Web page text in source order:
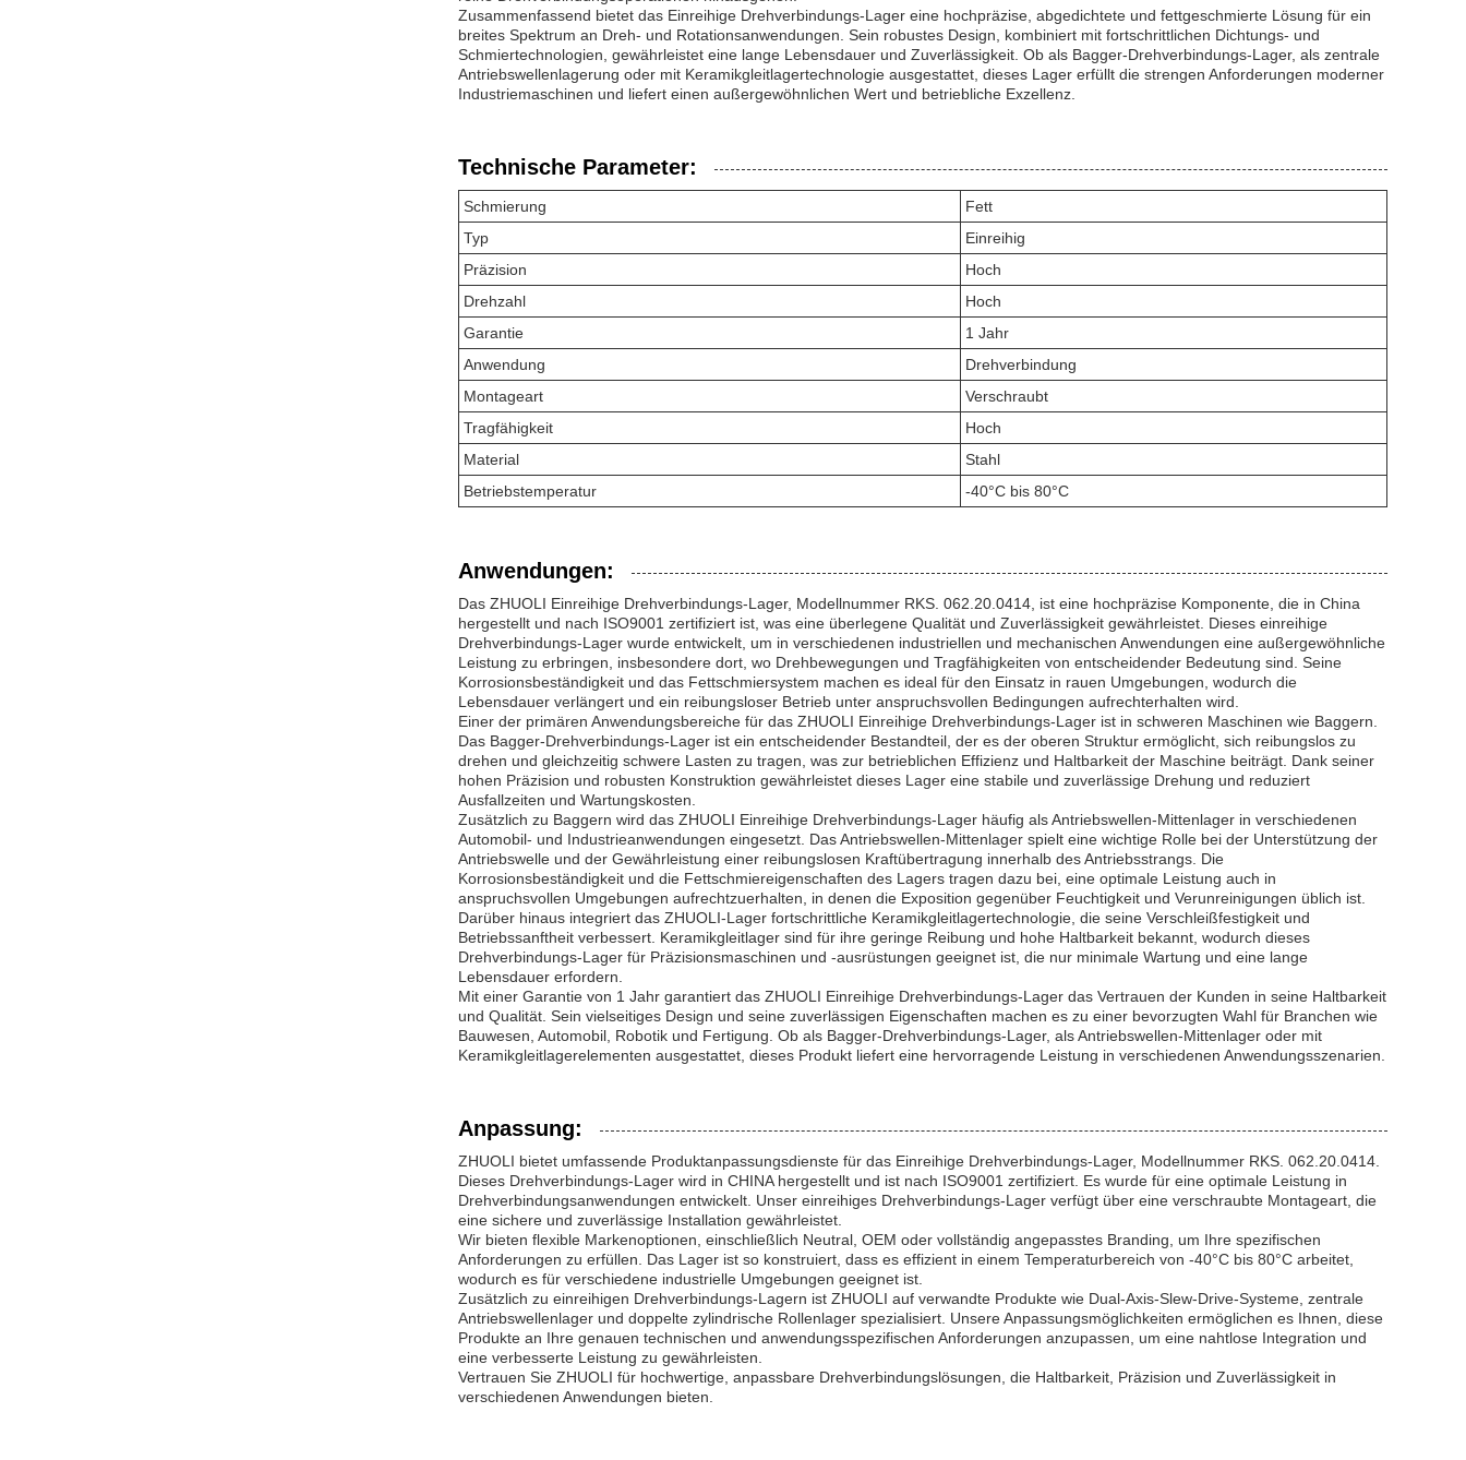
Zusammenfassend bietet das Einreihige Drehverbindungs-Lager eine hochpräzise, abgedichtete und fettgeschmierte Lösung für ein
breites Spektrum an Dreh- und Rotationsanwendungen. Sein robustes Design, kombiniert mit fortschrittlichen Dichtungs- und
Schmiertechnologien, gewährleistet eine lange Lebensdauer und Zuverlässigkeit. Ob als Bagger-Drehverbindungs-Lager, als zentrale
Antriebswellenlagerung oder mit Keramikgleitlagertechnologie ausgestattet, dieses Lager erfüllt die strengen Anforderungen moderner
Industriemaschinen und liefert einen außergewöhnlichen Wert und betriebliche Exzellenz.
Technische Parameter:
Schmierung
Fett
Typ
Einreihig
Präzision
Hoch
Drehzahl
Hoch
Garantie
1 Jahr
Anwendung
Drehverbindung
Montageart
Verschraubt
Tragfähigkeit
Hoch
Material
Stahl
Betriebstemperatur
-40°C bis 80°C
Anwendungen:
Das ZHUOLI Einreihige Drehverbindungs-Lager, Modellnummer RKS. 062.20.0414, ist eine hochpräzise Komponente, die in China
hergestellt und nach ISO9001 zertifiziert ist, was eine überlegene Qualität und Zuverlässigkeit gewährleistet. Dieses einreihige
Drehverbindungs-Lager wurde entwickelt, um in verschiedenen industriellen und mechanischen Anwendungen eine außergewöhnliche
Leistung zu erbringen, insbesondere dort, wo Drehbewegungen und Tragfähigkeiten von entscheidender Bedeutung sind. Seine
Korrosionsbeständigkeit und das Fettschmiersystem machen es ideal für den Einsatz in rauen Umgebungen, wodurch die
Lebensdauer verlängert und ein reibungsloser Betrieb unter anspruchsvollen Bedingungen aufrechterhalten wird.
Einer der primären Anwendungsbereiche für das ZHUOLI Einreihige Drehverbindungs-Lager ist in schweren Maschinen wie Baggern.
Das Bagger-Drehverbindungs-Lager ist ein entscheidender Bestandteil, der es der oberen Struktur ermöglicht, sich reibungslos zu
drehen und gleichzeitig schwere Lasten zu tragen, was zur betrieblichen Effizienz und Haltbarkeit der Maschine beiträgt. Dank seiner
hohen Präzision und robusten Konstruktion gewährleistet dieses Lager eine stabile und zuverlässige Drehung und reduziert
Ausfallzeiten und Wartungskosten.
Zusätzlich zu Baggern wird das ZHUOLI Einreihige Drehverbindungs-Lager häufig als Antriebswellen-Mittenlager in verschiedenen
Automobil- und Industrieanwendungen eingesetzt. Das Antriebswellen-Mittenlager spielt eine wichtige Rolle bei der Unterstützung der
Antriebswelle und der Gewährleistung einer reibungslosen Kraftübertragung innerhalb des Antriebsstrangs. Die
Korrosionsbeständigkeit und die Fettschmiereigenschaften des Lagers tragen dazu bei, eine optimale Leistung auch in
anspruchsvollen Umgebungen aufrechtzuerhalten, in denen die Exposition gegenüber Feuchtigkeit und Verunreinigungen üblich ist.
Darüber hinaus integriert das ZHUOLI-Lager fortschrittliche Keramikgleitlagertechnologie, die seine Verschleißfestigkeit und
Betriebssanftheit verbessert. Keramikgleitlager sind für ihre geringe Reibung und hohe Haltbarkeit bekannt, wodurch dieses
Drehverbindungs-Lager für Präzisionsmaschinen und -ausrüstungen geeignet ist, die nur minimale Wartung und eine lange
Lebensdauer erfordern.
Mit einer Garantie von 1 Jahr garantiert das ZHUOLI Einreihige Drehverbindungs-Lager das Vertrauen der Kunden in seine Haltbarkeit
und Qualität. Sein vielseitiges Design und seine zuverlässigen Eigenschaften machen es zu einer bevorzugten Wahl für Branchen wie
Bauwesen, Automobil, Robotik und Fertigung. Ob als Bagger-Drehverbindungs-Lager, als Antriebswellen-Mittenlager oder mit
Keramikgleitlagerelementen ausgestattet, dieses Produkt liefert eine hervorragende Leistung in verschiedenen Anwendungsszenarien.
Anpassung:
ZHUOLI bietet umfassende Produktanpassungsdienste für das Einreihige Drehverbindungs-Lager, Modellnummer RKS. 062.20.0414.
Dieses Drehverbindungs-Lager wird in CHINA hergestellt und ist nach ISO9001 zertifiziert. Es wurde für eine optimale Leistung in
Drehverbindungsanwendungen entwickelt. Unser einreihiges Drehverbindungs-Lager verfügt über eine verschraubte Montageart, die
eine sichere und zuverlässige Installation gewährleistet.
Wir bieten flexible Markenoptionen, einschließlich Neutral, OEM oder vollständig angepasstes Branding, um Ihre spezifischen
Anforderungen zu erfüllen. Das Lager ist so konstruiert, dass es effizient in einem Temperaturbereich von -40°C bis 80°C arbeitet,
wodurch es für verschiedene industrielle Umgebungen geeignet ist.
Zusätzlich zu einreihigen Drehverbindungs-Lagern ist ZHUOLI auf verwandte Produkte wie Dual-Axis-Slew-Drive-Systeme, zentrale
Antriebswellenlager und doppelte zylindrische Rollenlager spezialisiert. Unsere Anpassungsmöglichkeiten ermöglichen es Ihnen, diese
Produkte an Ihre genauen technischen und anwendungsspezifischen Anforderungen anzupassen, um eine nahtlose Integration und
eine verbesserte Leistung zu gewährleisten.
Vertrauen Sie ZHUOLI für hochwertige, anpassbare Drehverbindungslösungen, die Haltbarkeit, Präzision und Zuverlässigkeit in
verschiedenen Anwendungen bieten.